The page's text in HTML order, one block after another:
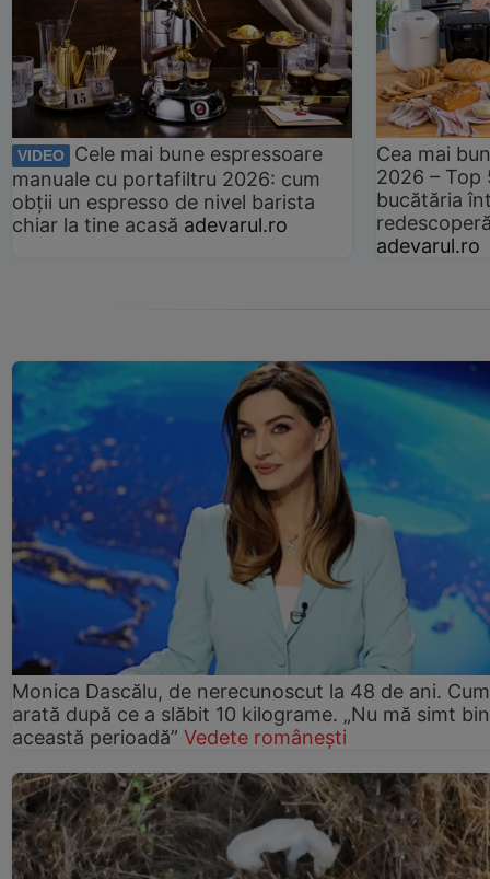
VIDEO
Cele mai bune espressoare
manuale cu portafiltru 2026: cum
obții un espresso de nivel barista
chiar la tine acasă adevarul.ro
Cea mai
2026 –
bucătăria
adevarul.ro
Monica Dascălu, de nerecunoscut la 48 de ani. Cum
arată după ce a slăbit 10 kilograme. „Nu mă simt
această perioadă” Vedete românești